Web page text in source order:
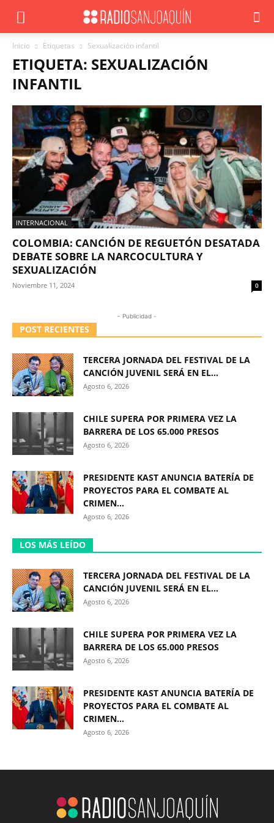
Inicio Etiquetas Sexualización infantil
ETIQUETA: SEXUALIZACIÓN
INFANTIL
INTERNACIONAL
COLOMBIA: CANCIÓN DE REGUETÓN DESATADA
DEBATE SOBRE LA NARCOCULTURA Y
SEXUALIZACIÓN
Noviembre 11, 2024 0
- Publicidad -
POST RECIENTES
TERCERA JORNADA DEL FESTIVAL DE LA
CANCIÓN JUVENIL SERÁ EN EL...
Agosto 6, 2026
CHILE SUPERA POR PRIMERA VEZ LA
BARRERA DE LOS 65.000 PRESOS
Agosto 6, 2026
PRESIDENTE KAST ANUNCIA BATERÍA DE
PROYECTOS PARA EL COMBATE AL
CRIMEN...
Agosto 6, 2026
LOS MÁS LEÍDO
TERCERA JORNADA DEL FESTIVAL DE LA
CANCIÓN JUVENIL SERÁ EN EL...
Agosto 6, 2026
CHILE SUPERA POR PRIMERA VEZ LA
BARRERA DE LOS 65.000 PRESOS
Agosto 6, 2026
PRESIDENTE KAST ANUNCIA BATERÍA DE
PROYECTOS PARA EL COMBATE AL
CRIMEN...
Agosto 6, 2026